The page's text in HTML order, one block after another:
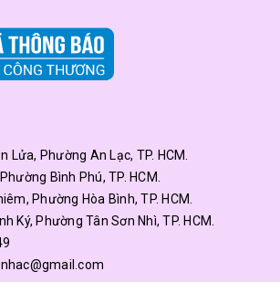
Lửa, Phường An Lạc, TP. HCM.
Bình Phú, TP. HCM.
Phường Hòa Bình, TP. HCM.
Ký, Phường Tân Sơn Nhì, TP. HCM.